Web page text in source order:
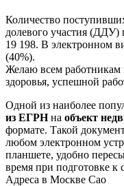
Количество
долевого участия (ДДУ)
19 198. В электронном
(40%).
Желаю всем работникам
здоровья, успешной
Одной из наиболее
из ЕГРНна объект
формате. Такой
любом электронном
планшете, удобно
время при подготовке к
Адреса в Москве Сао